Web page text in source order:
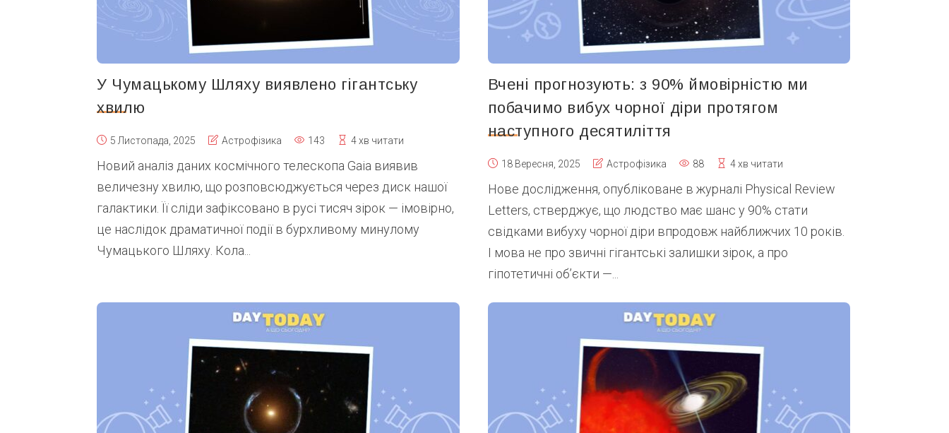
У Чумацькому Шляху виявлено гігантську
хвилю
5 Листопада, 2025 Астрофізика 143 4 хв читати
Новий аналіз даних космічного телескопа Gaia виявив
величезну хвилю, що розповсюджується через диск нашої
галактики. Її сліди зафіксовано в русі тисяч зірок — імовірно,
це наслідок драматичної події в бурхливому минулому
Чумацького Шляху. Кола...
Вчені прогнозують: з 90% ймовірністю ми
побачимо вибух чорної діри протягом
наступного десятиліття
18 Вересня, 2025 Астрофізика 88 4 хв читати
Нове дослідження, опубліковане в журналі Physical Review
Letters, стверджує, що людство має шанс у 90% стати
свідками вибуху чорної діри впродовж найближчих 10 років.
І мова не про звичні гігантські залишки зірок, а про
гіпотетичні об’єкти —...